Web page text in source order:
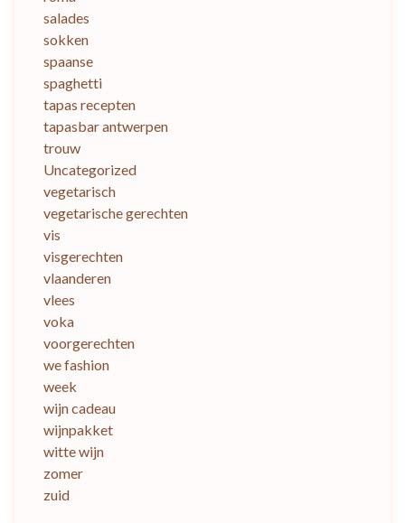
salades
sokken
spaanse
spaghetti
tapas recepten
tapasbar antwerpen
trouw
Uncategorized
vegetarisch
vegetarische gerechten
vis
visgerechten
vlaanderen
vlees
voka
voorgerechten
we fashion
week
wijn cadeau
wijnpakket
witte wijn
zomer
zuid